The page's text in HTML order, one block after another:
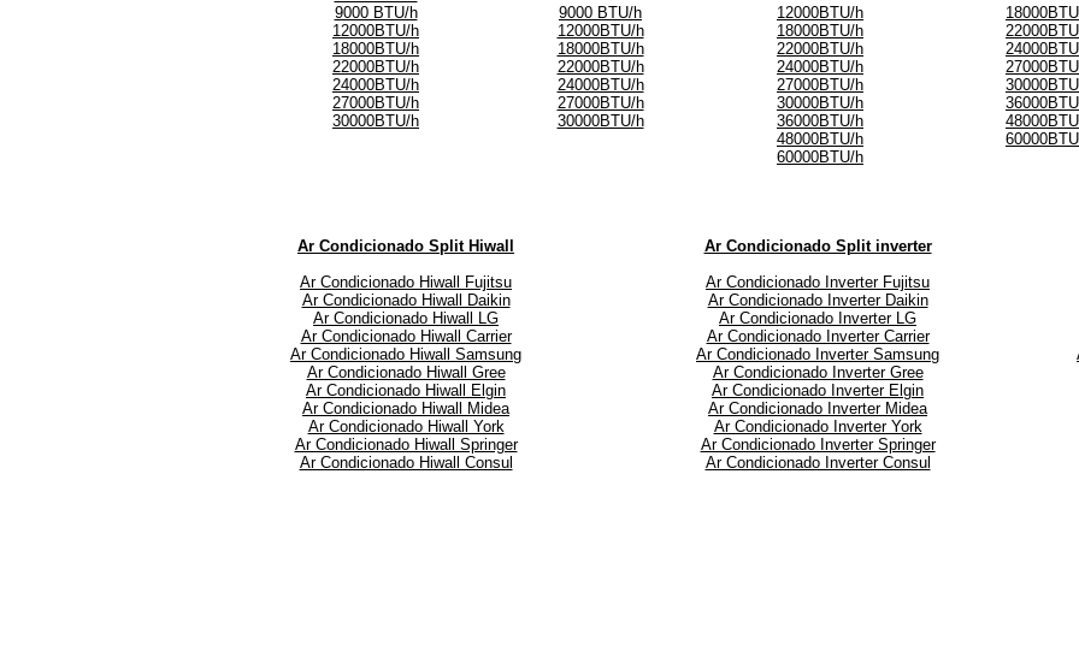
9000 BTU/h
12000BTU/h
18000BTU/h
22000BTU/h
24000BTU/h
27000BTU/h
30000BTU/h
9000 BTU/h
12000BTU/h
18000BTU/h
22000BTU/h
24000BTU/h
27000BTU/h
30000BTU/h
12000BTU/h
18000BTU/h
22000BTU/h
24000BTU/h
27000BTU/h
30000BTU/h
36000BTU/h
48000BTU/h
60000BTU/h
Ar Condicionado Split Hiwall
Ar Condicionado Hiwall Fujitsu
Ar Condicionado Hiwall Daikin
Ar Condicionado Hiwall LG
Ar Condicionado Hiwall Carrier
Ar Condicionado Hiwall Samsung
Ar Condicionado Hiwall Gree
Ar Condicionado Hiwall Elgin
Ar Condicionado Hiwall Midea
Ar Condicionado Hiwall York
Ar Condicionado Hiwall Springer
Ar Condicionado Hiwall Consul
Ar Condicionado Split inverter
Ar Condicionado Inverter Fujitsu
Ar Condicionado Inverter Daikin
Ar Condicionado Inverter LG
Ar Condicionado Inverter Carrier
Ar Condicionado Inverter Samsung
Ar Condicionado Inverter Gree
Ar Condicionado Inverter Elgin
Ar Condicionado Inverter Midea
Ar Condicionado Inverter York
Ar Condicionado Inverter Springer
Ar Condicionado Inverter Consul